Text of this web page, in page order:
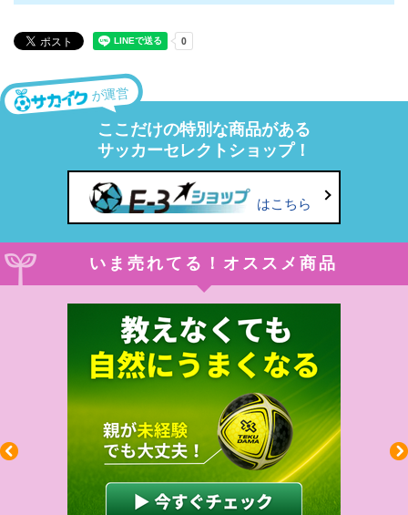
が運営
ここだけの特別な商品がある
サッカーセレクトショップ！
はこちら
いま売れてる！オススメ商品